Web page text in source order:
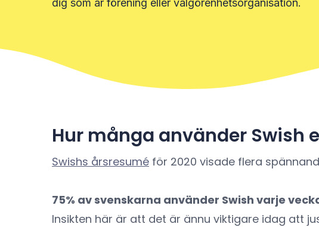
dig som är förening eller välgörenhetsorganisation.
Hur många använder Swish
Swishs årsresumé för 2020 visade flera
75% av svenskarna använder Swish varje
Insikten här är att det är ännu viktigare idag att